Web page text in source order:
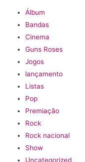
Álbum
Bandas
Cinema
Guns Roses
Jogos
lançamento
Listas
Pop
Premiação
Rock
Rock nacional
Show
Uncategorized